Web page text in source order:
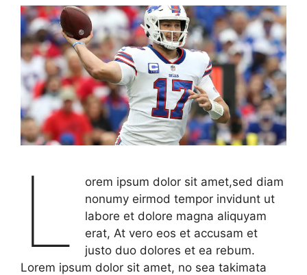
L
orem ipsum dolor sit amet,sed diam
nonumy eirmod tempor invidunt ut
labore et dolore magna aliquyam
erat, At vero eos et accusam et
justo duo dolores et ea rebum.
Lorem ipsum dolor sit amet, no sea takimata